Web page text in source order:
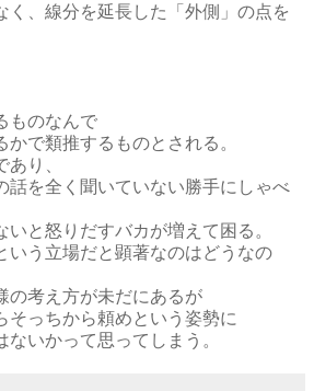
く、線分を延長した「外側」の点を
ものなんで
で類推するものとされる。
あり、
話を全く聞いていない勝手にしゃべ
いと怒りだすバカが増えて困る。
いう立場だと顕著なのはどうなの
の考え方が未だにあるが
そっちから頼めという姿勢に
いかって思ってしまう。